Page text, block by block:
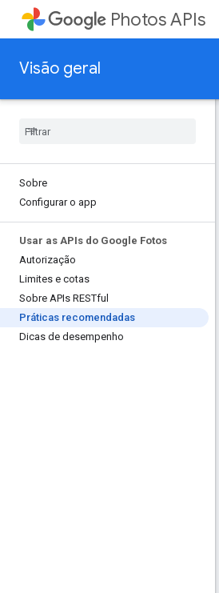
Photos APIs
Visão geral
Sobre
Configurar o app
Usar as APIs do Google Fotos
Autorização
Limites e cotas
Sobre APIs RESTful
Práticas recomendadas
Dicas de desempenho